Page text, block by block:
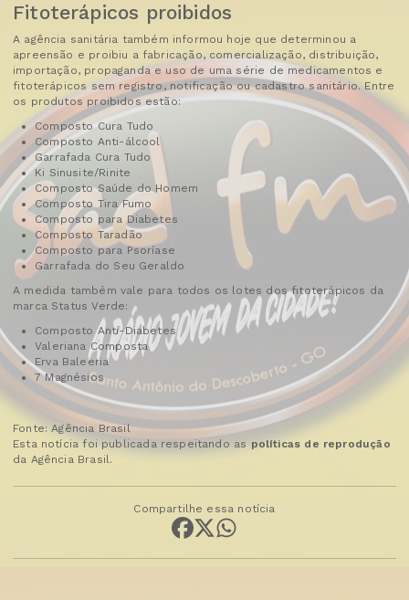
Fitoterápicos proibidos
A agência sanitária também informou hoje que determinou a
apreensão e proibiu a fabricação, comercialização, distribuição,
importação, propaganda e uso de uma série de medicamentos e
fitoterápicos sem registro, notificação ou cadastro sanitário. Entre
os produtos proibidos estão:
Composto Cura Tudo
Composto Anti-álcool
Garrafada Cura Tudo
Ki Sinusite/Rinite
Composto Saúde do Homem
Composto Tira Fumo
Composto para Diabetes
Composto Taradão
Composto para Psoríase
Garrafada do Seu Geraldo
A medida também vale para todos os lotes dos fitoterápicos da
marca Status Verde:
Composto Anti-Diabetes
Valeriana Composta
Erva Baleeria
7 Magnésios
Fonte: Agência Brasil
Esta notícia foi publicada respeitando as políticas de reprodução
da Agência Brasil.
Compartilhe essa notícia